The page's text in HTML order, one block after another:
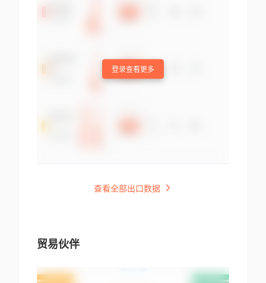
登录查看更多
查看全部出口数据
贸易伙伴